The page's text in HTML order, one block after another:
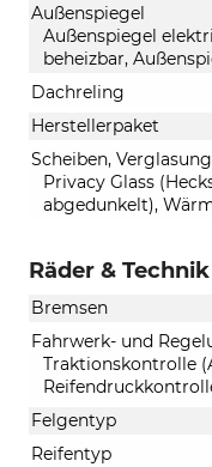
Außenspiegel
Außenspiegel
beheizbar,
Dachreling
Herstellerpaket
Scheiben, Verglasung
Privacy Glass
abgedunkelt),
Räder & Technik
Bremsen
Fahrwerk- und
Traktionskontrolle
Felgentyp
Reifentyp